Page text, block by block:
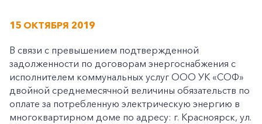
15 ОКТЯБРЯ 2019
В связи с превышением подтвержденной
задолженности по договорам энергоснабжения с
исполнителем коммунальных услуг ООО УК «СОФ»
двойной среднемесячной величины обязательств по
оплате за потребленную электрическую энергию в
многоквартирном доме по адресу: г. Красноярск, ул.